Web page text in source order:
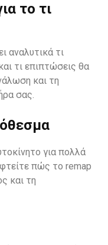
το τι
αναλυτικά τι
τι επιπτώσεις θα
και τη
σας.
για πολλά
πώς το remap
και τη